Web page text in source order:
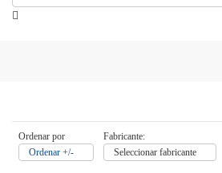
Ordenar por
Ordenar +/-
Fabricante:
Seleccionar fabricante